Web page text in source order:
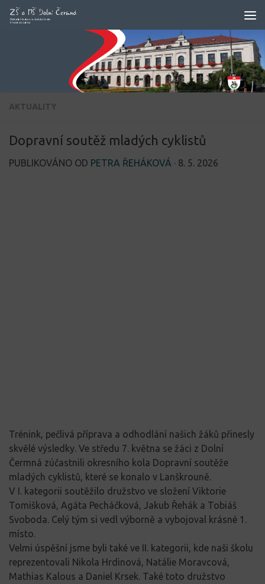
Skip to content
AKTUALITY
Dopravní soutěž mladých cyklistů
PUBLIKOVÁNO OD PETRA ŘEHÁKOVÁ · 8. 5. 2026
Trénink, pečlivá příprava a odhodlání našich žáků přinesly
skvělé výsledky. Ve středu 7. května se žáci z Dolní
Čermná zúčastnili okresního kola Dopravní soutěže
mladých cyklistů, které se konalo v Lanškrouně.
V I. kategorii soutěžilo družstvo ve složení Viktorie
Tomišková, Agáta Pecháčková, Jakub Řehák a Tobiáš
Svoboda. Celý tým si vedl výborně a vybojoval krásné 1.
místo.
Velmi úspěšní jsme byli také ve II. kategorii, kde naši školu
reprezentovali Nikola Hrdinová, Natálie Moravcová,
Mathias Kalous a Daniel Krsek. Také toto družstvo